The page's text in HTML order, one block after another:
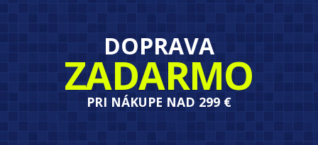
DOPRAVA
ZADARMO
PRI NÁKUPE NAD 299 €